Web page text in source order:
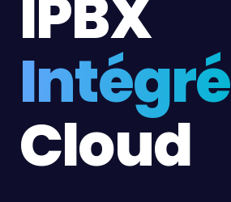
IPBX
Intégré
Cloud